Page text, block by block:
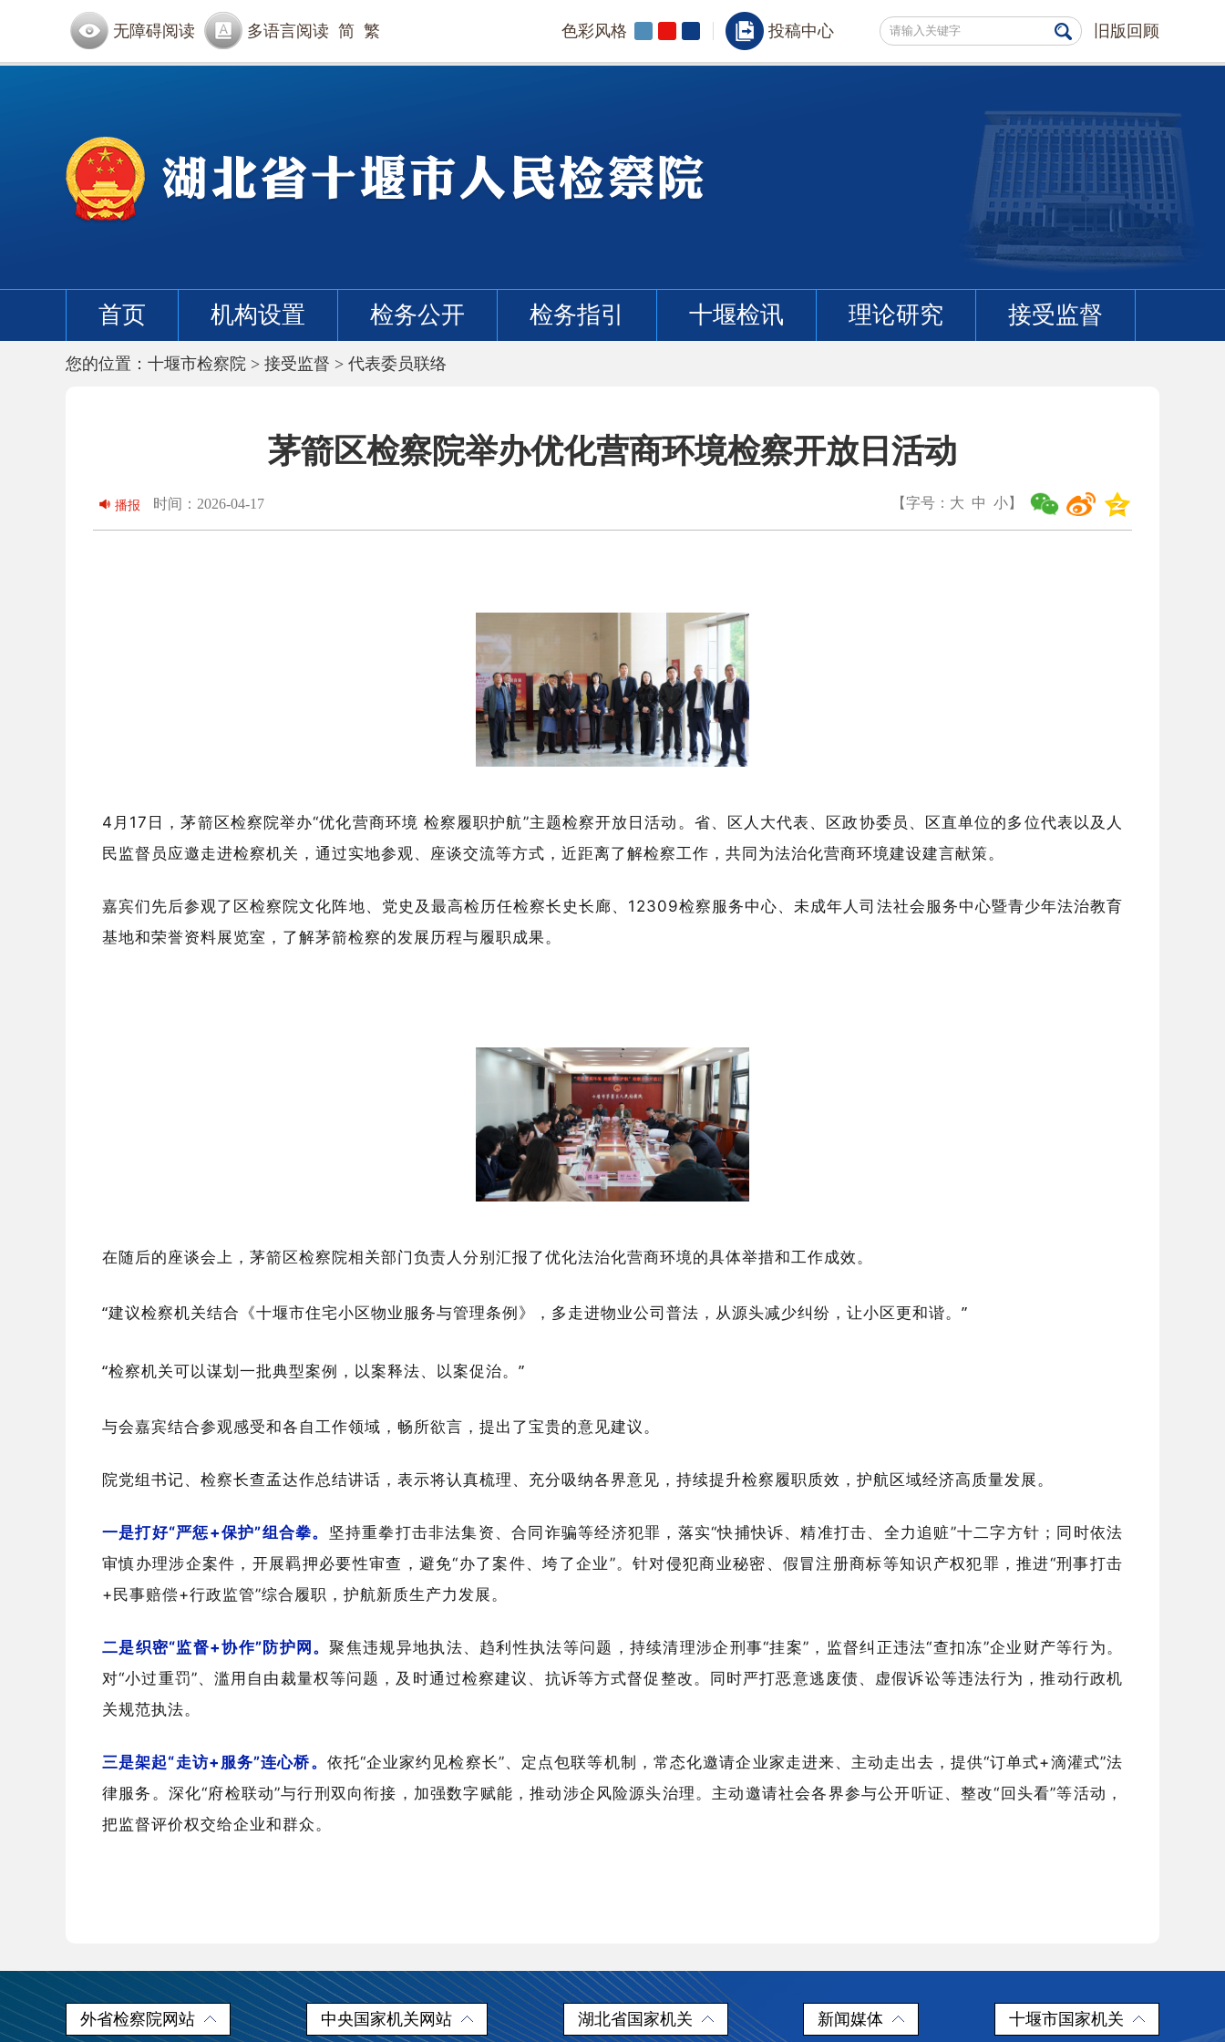
无障碍阅读 多语言阅读 简 繁 色彩风格 投稿中心 旧版回顾
首页 机构设置 检务公开 检务指引 十堰检讯 理论研究 接受监督
您的位置： 十堰市检察院 > 接受监督 > 代表委员联络
茅箭区检察院举办优化营商环境检察开放日活动
【字号： 大 中 小】
播报 时间：2026-04-17
4月17日，茅箭区检察院举办“优化营商环境 检察履职护航”主题检察开放日活动。省、区人大代表、区政协委员、区直单位的多位代表以及人
民监督员应邀走进检察机关，通过实地参观、座谈交流等方式，近距离了解检察工作，共同为法治化营商环境建设建言献策。
嘉宾们先后参观了区检察院文化阵地、党史及最高检历任检察长史长廊、12309检察服务中心、未成年人司法社会服务中心暨青少年法治教育
基地和荣誉资料展览室，了解茅箭检察的发展历程与履职成果。
在随后的座谈会上，茅箭区检察院相关部门负责人分别汇报了优化法治化营商环境的具体举措和工作成效。
“建议检察机关结合《十堰市住宅小区物业服务与管理条例》，多走进物业公司普法，从源头减少纠纷，让小区更和谐。”
“检察机关可以谋划一批典型案例，以案释法、以案促治。”
与会嘉宾结合参观感受和各自工作领域，畅所欲言，提出了宝贵的意见建议。
院党组书记、检察长查孟达作总结讲话，表示将认真梳理、充分吸纳各界意见，持续提升检察履职质效，护航区域经济高质量发展。
一是打好“严惩+保护”组合拳。 坚持重拳打击非法集资、合同诈骗等经济犯罪，落实“快捕快诉、精准打击、全力追赃”十二字方针；同时依法
审慎办理涉企案件，开展羁押必要性审查，避免“办了案件、垮了企业”。针对侵犯商业秘密、假冒注册商标等知识产权犯罪，推进“刑事打击
+民事赔偿+行政监管”综合履职，护航新质生产力发展。
二是织密“监督+协作”防护网。聚焦违规异地执法、趋利性执法等问题，持续清理涉企刑事“挂案”，监督纠正违法“查扣冻”企业财产等行为。
对“小过重罚”、滥用自由裁量权等问题，及时通过检察建议、抗诉等方式督促整改。同时严打恶意逃废债、虚假诉讼等违法行为，推动行政机
关规范执法。
三是架起“走访+服务”连心桥。 依托“企业家约见检察长”、定点包联等机制，常态化邀请企业家走进来、主动走出去，提供“订单式+滴灌式”法
律服务。深化“府检联动”与行刑双向衔接，加强数字赋能，推动涉企风险源头治理。主动邀请社会各界参与公开听证、整改“回头看”等活动，
把监督评价权交给企业和群众。
外省检察院网站 中央国家机关网站 湖北省国家机关 新闻媒体 十堰市国家机关